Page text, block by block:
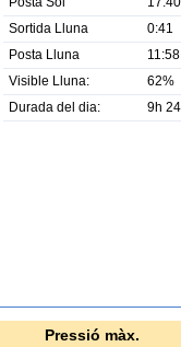
Sortida Lluna
0:41
Posta Lluna
11:58
Visible Lluna:
62%
Durada del dia:
9h 24
Pressió màx.